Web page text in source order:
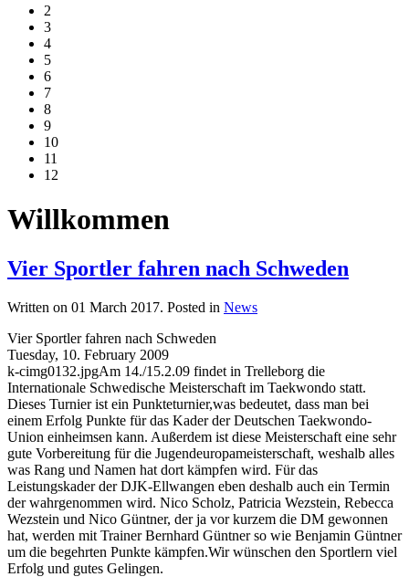
2
3
4
5
6
7
8
9
10
11
12
Willkommen
Vier Sportler fahren nach Schweden
Written on 01 March 2017. Posted in News
Vier Sportler fahren nach Schweden
Tuesday, 10. February 2009
k-cimg0132.jpgAm 14./15.2.09 findet in Trelleborg die
Internationale Schwedische Meisterschaft im Taekwondo statt.
Dieses Turnier ist ein Punkteturnier,was bedeutet, dass man bei
einem Erfolg Punkte für das Kader der Deutschen Taekwondo-
Union einheimsen kann. Außerdem ist diese Meisterschaft eine sehr
gute Vorbereitung für die Jugendeuropameisterschaft, weshalb alles
was Rang und Namen hat dort kämpfen wird. Für das
Leistungskader der DJK-Ellwangen eben deshalb auch ein Termin
der wahrgenommen wird. Nico Scholz, Patricia Wezstein, Rebecca
Wezstein und Nico Güntner, der ja vor kurzem die DM gewonnen
hat, werden mit Trainer Bernhard Güntner so wie Benjamin Güntner
um die begehrten Punkte kämpfen.Wir wünschen den Sportlern viel
Erfolg und gutes Gelingen.